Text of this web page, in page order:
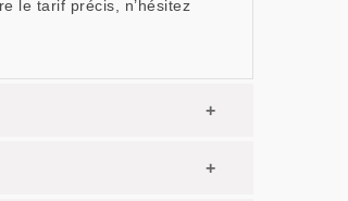
le tarif précis, n’hésitez